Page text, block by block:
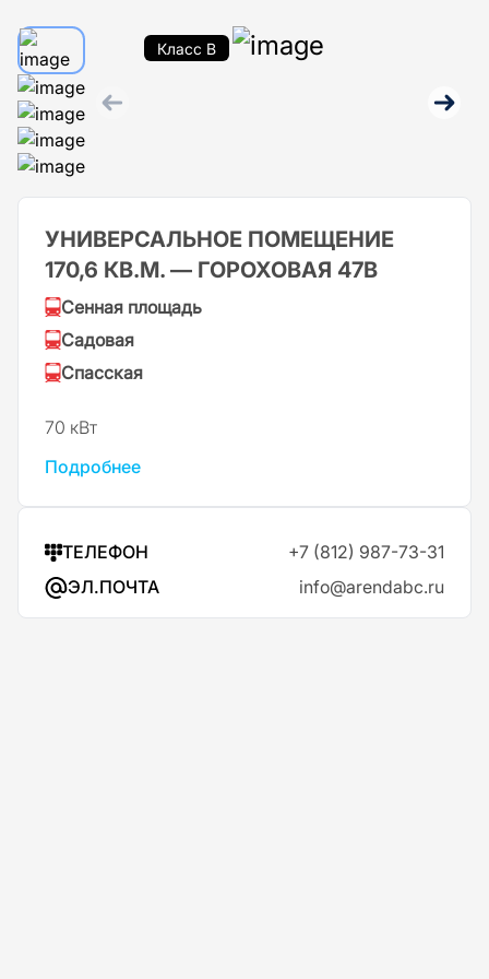
Класс B
УНИВЕРСАЛЬНОЕ ПОМЕЩЕНИЕ
170,6 КВ.М. — ГОРОХОВАЯ 47В
Сенная площадь
Садовая
Спасская
70 кВт
Подробнее
ТЕЛЕФОН
+7 (812) 987-73-31
ЭЛ.ПОЧТА
info@arendabc.ru